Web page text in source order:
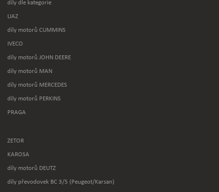
díly dle kategorie
LIAZ
díly motorů CUMMINS
IVECO
díly motorů JOHN DEERE
díly motorů MAN
díly motorů MERCEDES
díly motorů PERKINS
PRAGA
ZETOR
KAROSA
díly motorů DEUTZ
díly převodovek BC 3/5 (Peugeot/Karsan)